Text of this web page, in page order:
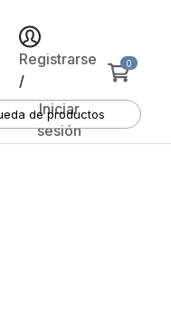
Registrarse
/
Iniciar
sesión
0